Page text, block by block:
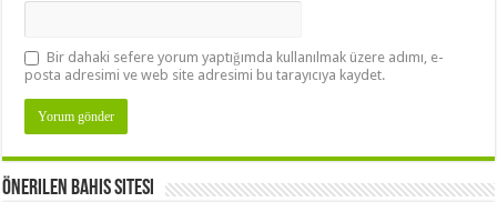
Bir dahaki sefere yorum yaptığımda kullanılmak üzere adımı, e-
posta adresimi ve web site adresimi bu tarayıcıya kaydet.
Önerilen Bahis Sitesi